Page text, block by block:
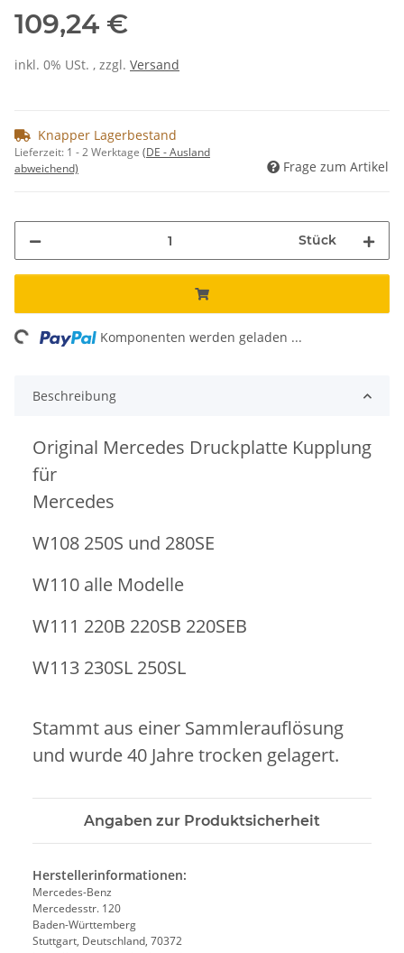
109,24 €
inkl. 0% USt. , zzgl. Versand
Knapper Lagerbestand
Lieferzeit: 1 - 2 Werktage (DE - Ausland
abweichend)
Frage zum Artikel
Stück
Komponenten werden geladen ...
Beschreibung
Original Mercedes Druckplatte Kupplung
für
Mercedes
W108 250S und 280SE
W110 alle Modelle
W111 220B 220SB 220SEB
W113 230SL 250SL
Stammt aus einer Sammlerauflösung
und wurde 40 Jahre trocken gelagert.
Angaben zur Produktsicherheit
Herstellerinformationen:
Mercedes-Benz
Mercedesstr. 120
Baden-Württemberg
Stuttgart, Deutschland, 70372